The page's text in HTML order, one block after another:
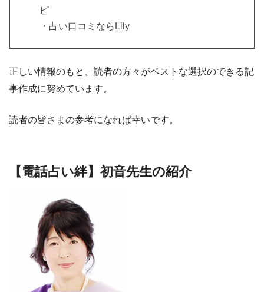
ピ
・占い口コミならLily
正しい情報のもと、読者の方々がベストな選択のできる記
事作成に努めています。
読者の皆さまの参考になれば幸いです。
【電話占い絆】初音先生の紹介